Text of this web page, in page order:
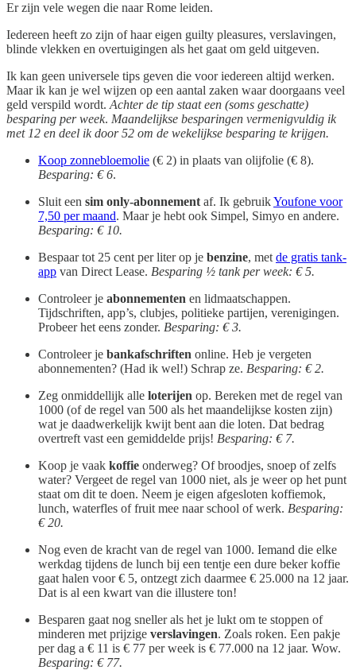
Er zijn vele wegen die naar Rome leiden.
Iedereen heeft zo zijn of haar eigen guilty pleasures, verslavingen,
blinde vlekken en overtuigingen als het gaat om geld uitgeven.
Ik kan geen universele tips geven die voor iedereen altijd werken.
Maar ik kan je wel wijzen op een aantal zaken waar doorgaans veel
geld verspild wordt. Achter de tip staat een (soms geschatte)
besparing per week. Maandelijkse besparingen vermenigvuldig ik
met 12 en deel ik door 52 om de wekelijkse besparing te krijgen.
Koop zonnebloemolie (€ 2) in plaats van olijfolie (€ 8).
Besparing: € 6.
Sluit een sim only-abonnement af. Ik gebruikYoufone voor
7,50 per maand. Maar je hebt ook Simpel, Simyo en andere.
Besparing: € 10.
Bespaar tot 25 cent per liter op je benzine, met de gratis tank-
app van Direct Lease. Besparing ½ tank per week: € 5.
Controleer je abonnementen en lidmaatschappen.
Tijdschriften, app’s, clubjes, politieke partijen, verenigingen.
Probeer het eens zonder. Besparing: € 3.
Controleer je bankafschriften online. Heb je vergeten
abonnementen? (Had ik wel!) Schrap ze. Besparing: € 2.
Zeg onmiddellijk alle loterijen op. Bereken met de regel van
1000 (of de regel van 500 als het maandelijkse kosten zijn)
wat je daadwerkelijk kwijt bent aan die loten. Dat bedrag
overtreft vast een gemiddelde prijs! Besparing: € 7.
Koop je vaak koffie onderweg? Of broodjes, snoep of zelfs
water? Vergeet de regel van 1000 niet, als je weer op het punt
staat om dit te doen. Neem je eigen afgesloten koffiemok,
lunch, waterfles of fruit mee naar school of werk. Besparing:
€ 20.
Nog even de kracht van de regel van 1000. Iemand die elke
werkdag tijdens de lunch bij een tentje een dure beker koffie
gaat halen voor € 5, ontzegt zich daarmee € 25.000 na 12 jaar.
Dat is al een kwart van die illustere ton!
Besparen gaat nog sneller als het je lukt om te stoppen of
minderen met prijzige verslavingen. Zoals roken. Een pakje
per dag a € 11 is € 77 per week is € 77.000 na 12 jaar. Wow.
Besparing: € 77.